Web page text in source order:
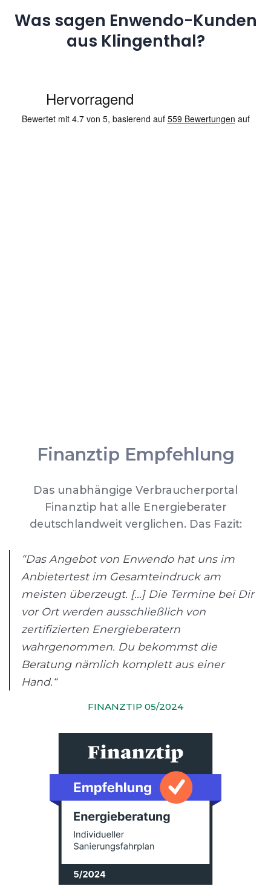
Was sagen Enwendo-Kunden
aus Klingenthal?
Finanztip Empfehlung
Das unabhängige Verbraucherportal
Finanztip hat alle Energieberater
deutschlandweit verglichen. Das Fazit:
“Das Angebot von Enwendo hat uns im
Anbietertest im Gesamteindruck am
meisten überzeugt. [...] Die Termine bei Dir
vor Ort werden ausschließlich von
zertifizierten Energieberatern
wahrgenommen. Du bekommst die
Beratung nämlich komplett aus einer
Hand.“
FINANZTIP 05/2024